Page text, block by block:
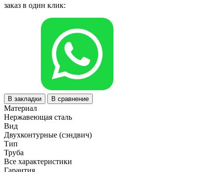
заказ в один клик:
В закладки В сравнение
Материал
Нержавеющая сталь
Вид
Двухконтурные (сэндвич)
Тип
Труба
Все характеристики
Гарантия